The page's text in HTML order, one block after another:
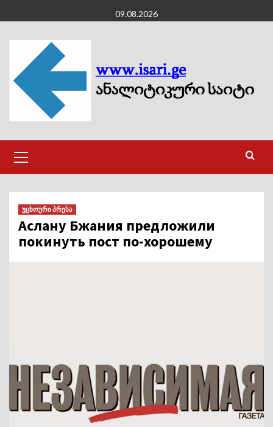
to
content
09.08.2026
Menu
უცხოური პრესა
Аслану Бжания предложили
покинуть пост по-хорошему